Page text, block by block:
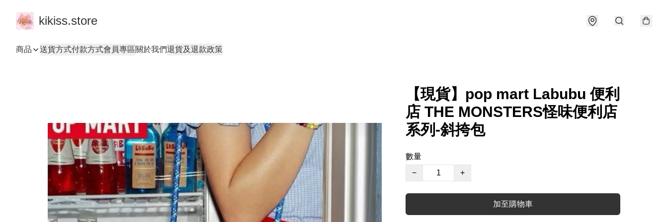
kikiss.store
商品 送貨方式付款方式會員專區關於我們退貨及退款政策
【現貨】pop mart Labubu 便利
店 THE MONSTERS怪味便利店
系列-斜挎包
數量
−
+
加至購物車